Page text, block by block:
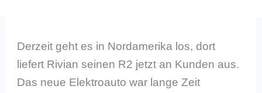
Derzeit geht es in Nordamerika los, dort
liefert Rivian seinen R2 jetzt an Kunden aus.
Das neue Elektroauto war lange Zeit